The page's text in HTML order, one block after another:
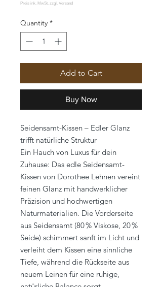
Quantity *
Add to Cart
Buy Now
Seidensamt-Kissen – Edler Glanz
trifft natürliche Struktur
Ein Hauch von Luxus für dein
Zuhause: Das edle Seidensamt-
Kissen von Dorothee Lehnen vereint
feinen Glanz mit handwerklicher
Präzision und hochwertigen
Naturmaterialien. Die Vorderseite
aus Seidensamt (80 % Viskose, 20 %
Seide) schimmert sanft im Licht und
verleiht dem Kissen eine sinnliche
Tiefe, während die Rückseite aus
neuem Leinen für eine ruhige,